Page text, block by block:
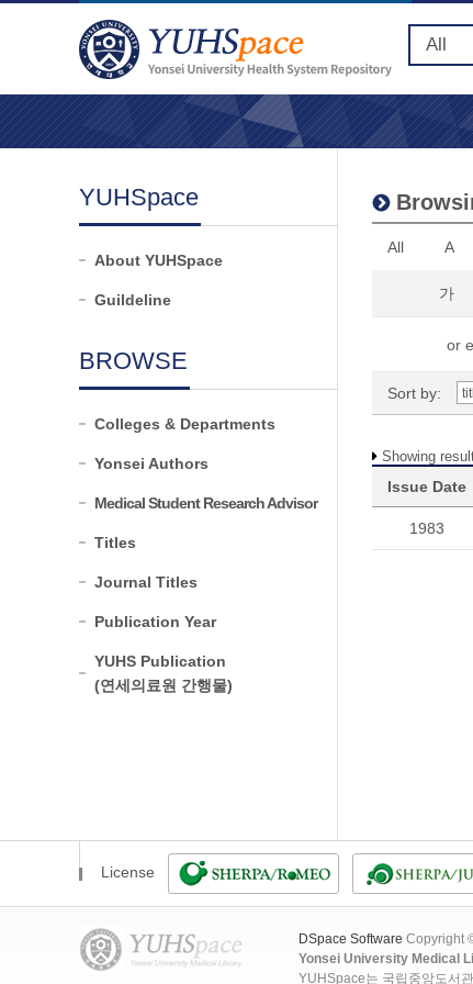
YUHSpace
About YUHSpace
Guildeline
BROWSE
Colleges & Departments
Yonsei Authors
Medical Student Research Advisor
Titles
Journal Titles
Publication Year
YUHS Publication
(연세의료원 간행물)
All A
가
or
Sort by:
Showing
Issue Date
1983
License
DSpace Software Copyright
Yonsei University Medical
YUHSpace는 국립중앙도서